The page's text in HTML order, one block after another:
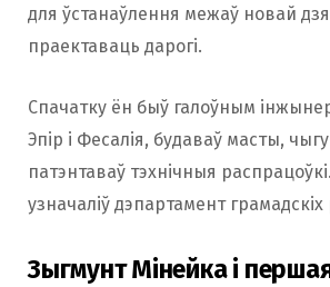
для ўстанаўлення межаў новай
праектаваць дарогі.
Спачатку ён быў галоўным
Эпір і Фесалія, будаваў масты,
патэнтаваў тэхнічныя
узначаліў дэпартамент
Зыгмунт Мінейка і